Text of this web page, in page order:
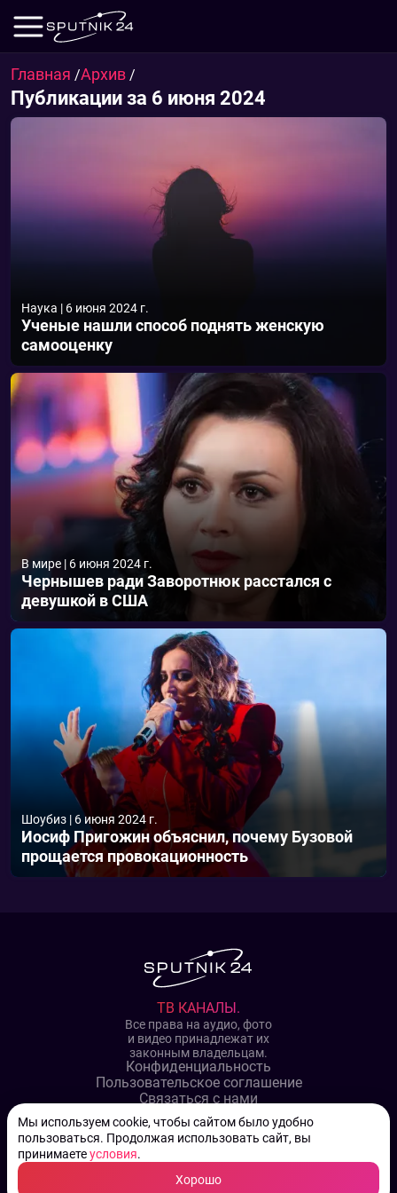
Мы используем cookie, чтобы сайтом было удобно
пользоваться. Продолжая использовать сайт, вы
принимаетеусловия.
Хорошо
Главная /Архив /
Публикации за 6 июня 2024
Наука | 6 июня 2024 г.
Ученые нашли способ поднять женскую
самооценку
В мире | 6 июня 2024 г.
Чернышев ради Заворотнюк расстался с
девушкой в США
Шоубиз | 6 июня 2024 г.
Иосиф Пригожин объяснил, почему Бузовой
прощается провокационность
ТВ КАНАЛЫ.
Все права на аудио, фото
и видео принадлежат их
законным владельцам.
Конфиденциальность
Пользовательское соглашение
Связаться с нами
Наша пресс служба
Контакты редакции
Авторы
Архив